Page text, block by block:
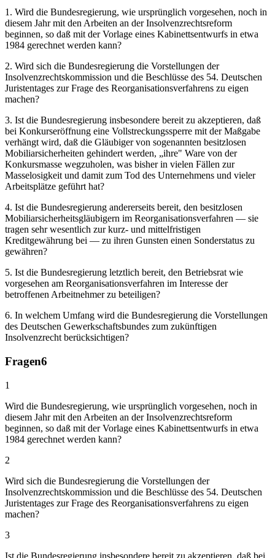
1. Wird die Bundesregierung, wie ursprünglich vorgesehen, noch in
diesem Jahr mit den Arbeiten an der Insolvenzrechtsreform
beginnen, so daß mit der Vorlage eines Kabinettsentwurfs in etwa
1984 gerechnet werden kann?
2. Wird sich die Bundesregierung die Vorstellungen der
Insolvenzrechtskommission und die Beschlüsse des 54. Deutschen
Juristentages zur Frage des Reorganisationsverfahrens zu eigen
machen?
3. Ist die Bundesregierung insbesondere bereit zu akzeptieren, daß
bei Konkurseröffnung eine Vollstreckungssperre mit der Maßgabe
verhängt wird, daß die Gläubiger von sogenannten besitzlosen
Mobiliarsicherheiten gehindert werden, „ihre" Ware von der
Konkursmasse wegzuholen, was bisher in vielen Fällen zur
Masselosigkeit und damit zum Tod des Unternehmens und vieler
Arbeitsplätze geführt hat?
4. Ist die Bundesregierung andererseits bereit, den besitzlosen
Mobiliarsicherheitsgläubigern im Reorganisationsverfahren — sie
tragen sehr wesentlich zur kurz- und mittelfristigen
Kreditgewährung bei — zu ihren Gunsten einen Sonderstatus zu
gewähren?
5. Ist die Bundesregierung letztlich bereit, den Betriebsrat wie
vorgesehen am Reorganisationsverfahren im Interesse der
betroffenen Arbeitnehmer zu beteiligen?
6. In welchem Umfang wird die Bundesregierung die Vorstellungen
des Deutschen Gewerkschaftsbundes zum zukünftigen
Insolvenzrecht berücksichtigen?
Fragen6
1
Wird die Bundesregierung, wie ursprünglich vorgesehen, noch in
diesem Jahr mit den Arbeiten an der Insolvenzrechtsreform
beginnen, so daß mit der Vorlage eines Kabinettsentwurfs in etwa
1984 gerechnet werden kann?
2
Wird sich die Bundesregierung die Vorstellungen der
Insolvenzrechtskommission und die Beschlüsse des 54. Deutschen
Juristentages zur Frage des Reorganisationsverfahrens zu eigen
machen?
3
Ist die Bundesregierung insbesondere bereit zu akzeptieren, daß bei